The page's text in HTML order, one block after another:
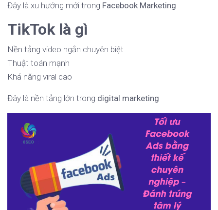
Đây là xu hướng mới trong Facebook Marketing
TikTok là gì
Nền tảng video ngắn chuyên biệt
Thuật toán mạnh
Khả năng viral cao
Đây là nền tảng lớn trong digital marketing